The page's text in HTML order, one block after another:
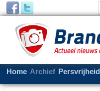
Home Archief Persvrijheid